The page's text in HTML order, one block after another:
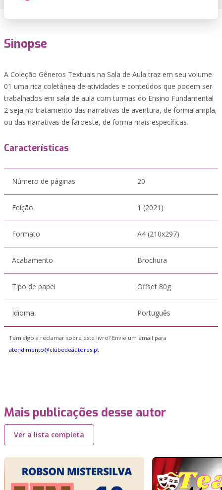
Sinopse
A Coleção Gêneros Textuais na Sala de Aula traz em seu volume
01 uma rica coletânea de atividades e conteúdos que podem ser
trabalhados em sala de aula com turmas do Ensino Fundamental
2 seja no tratamento das narrativas de aventura, de forma ampla,
ou das narrativas de faroeste, de forma mais específicas.
Características
Número de páginas 20
Edição 1 (2021)
Formato A4 (210x297)
Acabamento Brochura
Tipo de papel Offset 80g
Idioma Português
Tem algo a reclamar sobre este livro? Envie um email para
atendimento@clubedeautores.pt
Mais publicações desse autor
Ver a lista completa